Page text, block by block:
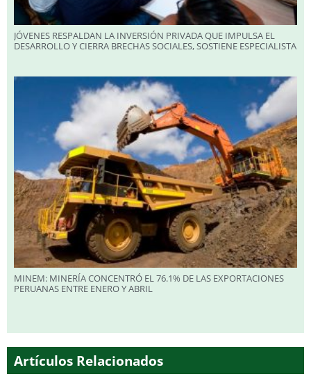
JÓVENES RESPALDAN LA INVERSIÓN PRIVADA QUE IMPULSA EL
DESARROLLO Y CIERRA BRECHAS SOCIALES, SOSTIENE ESPECIALISTA
MINEM: MINERÍA CONCENTRÓ EL 76.1% DE LAS EXPORTACIONES
PERUANAS ENTRE ENERO Y ABRIL
Artículos Relacionados